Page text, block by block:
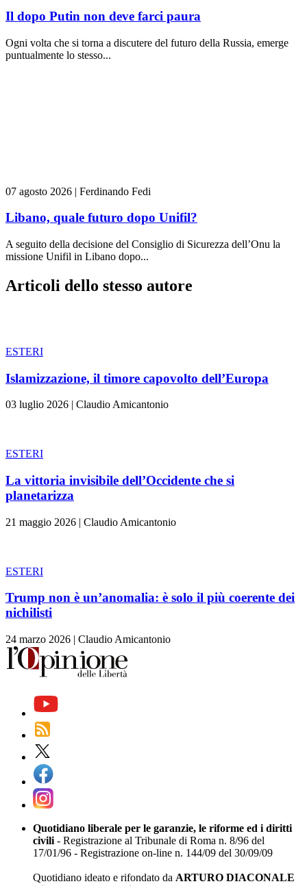
Il dopo Putin non deve farci paura
Ogni volta che si torna a discutere del futuro della Russia, emerge
puntualmente lo stesso...
07 agosto 2026 | Ferdinando Fedi
Libano, quale futuro dopo Unifil?
A seguito della decisione del Consiglio di Sicurezza dell’Onu la
missione Unifil in Libano dopo...
Articoli dello stesso autore
ESTERI
Islamizzazione, il timore capovolto dell’Europa
03 luglio 2026 | Claudio Amicantonio
ESTERI
La vittoria invisibile dell’Occidente che si
planetarizza
21 maggio 2026 | Claudio Amicantonio
ESTERI
Trump non è un’anomalia: è solo il più coerente dei
nichilisti
24 marzo 2026 | Claudio Amicantonio
Quotidiano liberale per le garanzie, le riforme ed i diritti
civili - Registrazione al Tribunale di Roma n. 8/96 del
17/01/96 - Registrazione on-line n. 144/09 del 30/09/09
Quotidiano ideato e rifondato da ARTURO DIACONALE